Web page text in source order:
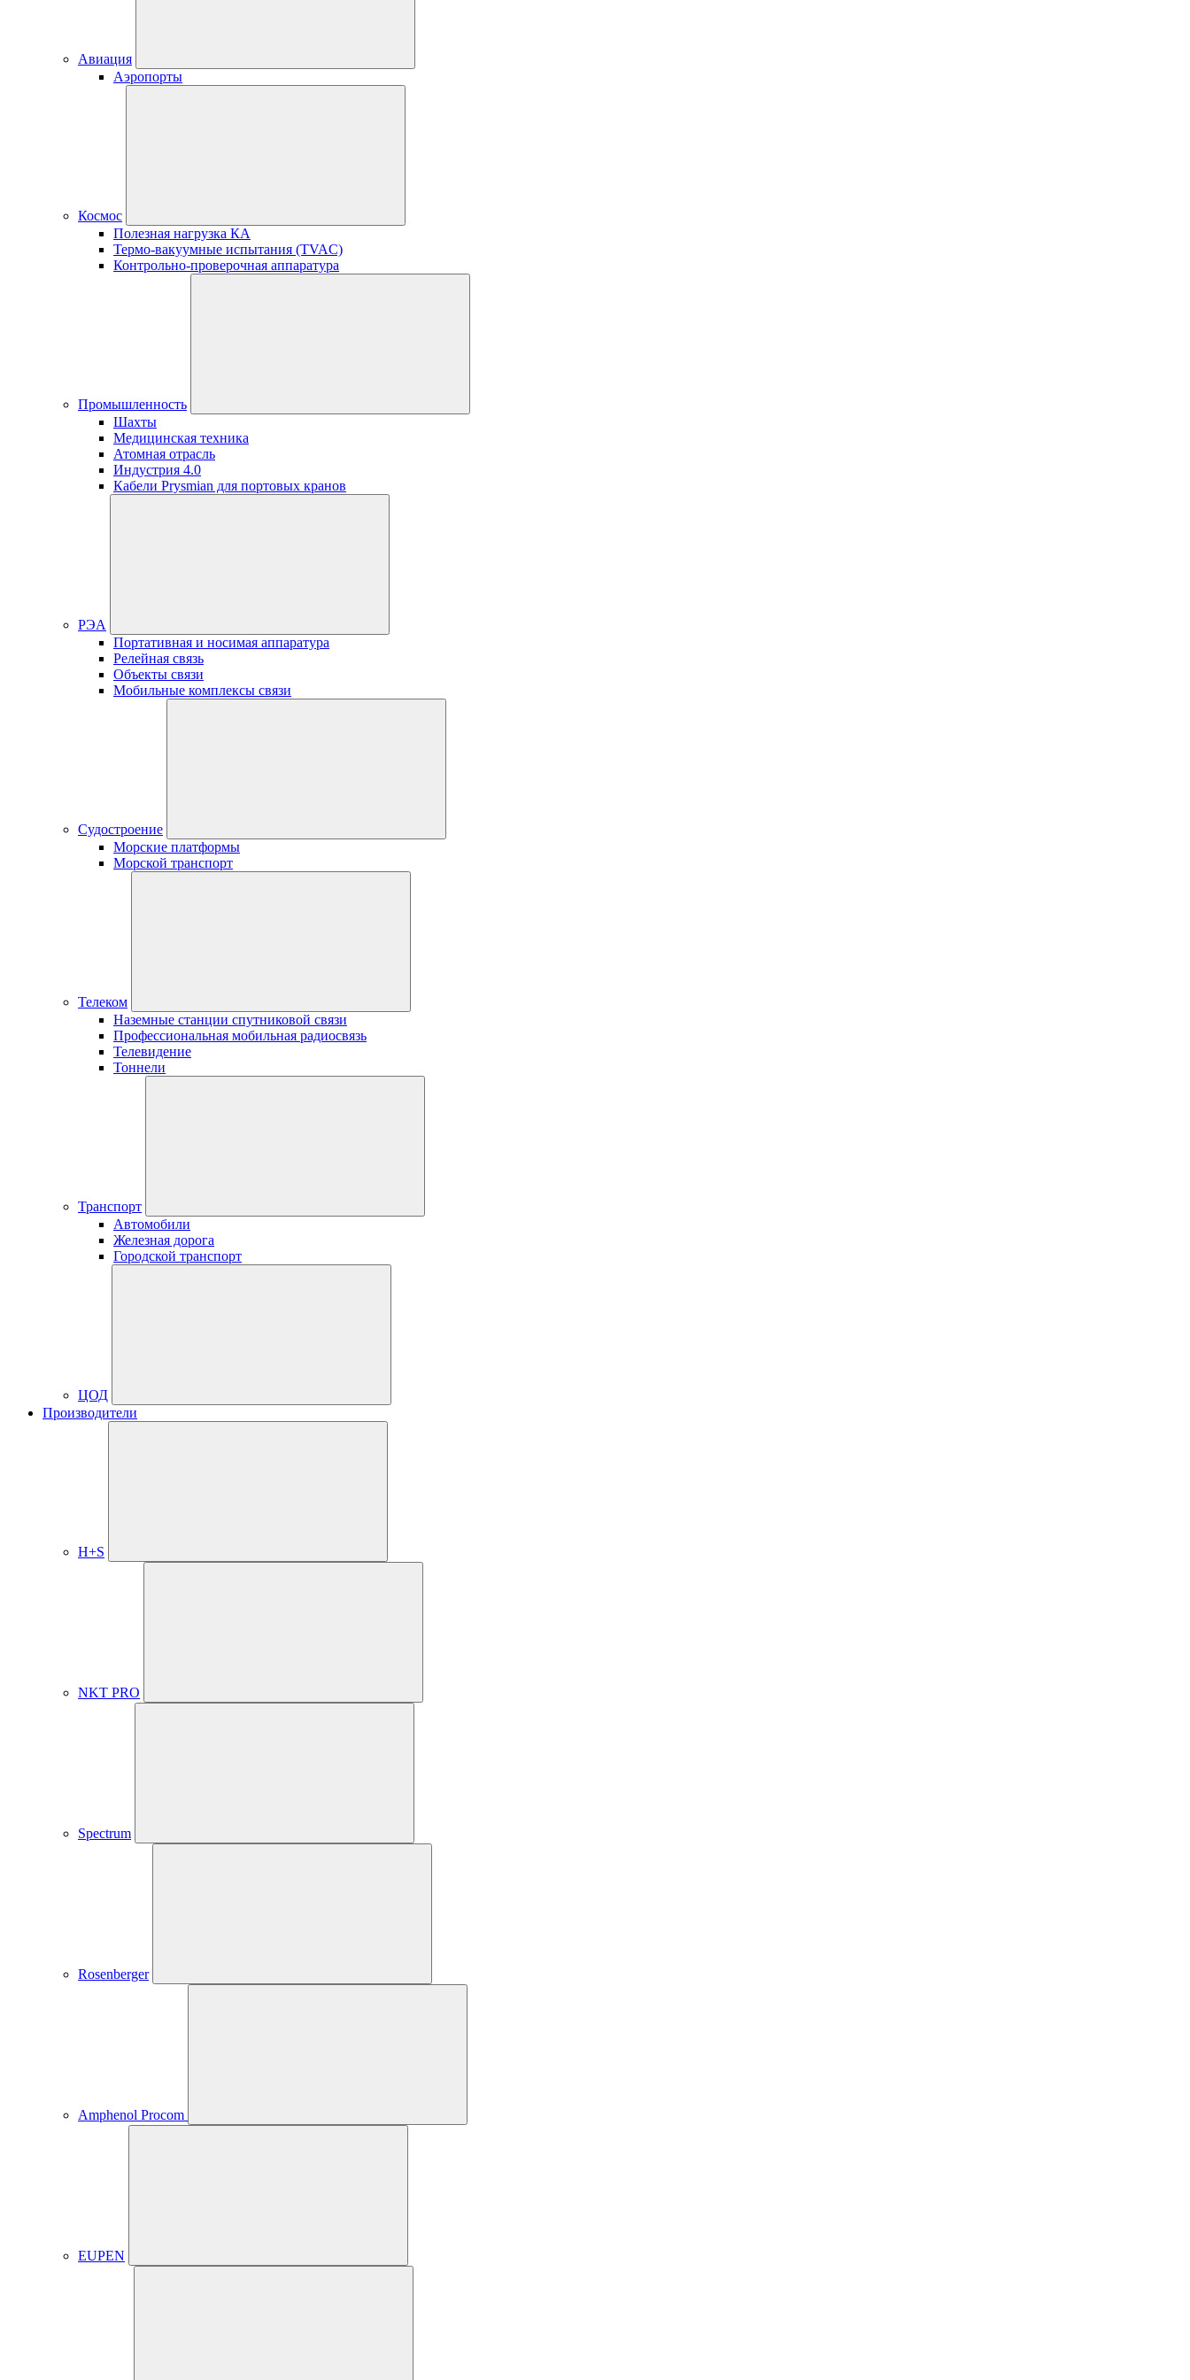
Авиация
Аэропорты
Космос
Полезная нагрузка КА
Термо-вакуумные испытания (TVAC)
Контрольно-проверочная аппаратура
Промышленность
Шахты
Медицинская техника
Атомная отрасль
Индустрия 4.0
Кабели Prysmian для портовых кранов
РЭА
Портативная и носимая аппаратура
Релейная связь
Объекты связи
Мобильные комплексы связи
Судостроение
Морские платформы
Морской транспорт
Телеком
Наземные станции спутниковой связи
Профессиональная мобильная радиосвязь
Телевидение
Тоннели
Транспорт
Автомобили
Железная дорога
Городской транспорт
ЦОД
Производители
H+S
NKT PRO
Spectrum
Rosenberger
Amphenol Procom
EUPEN